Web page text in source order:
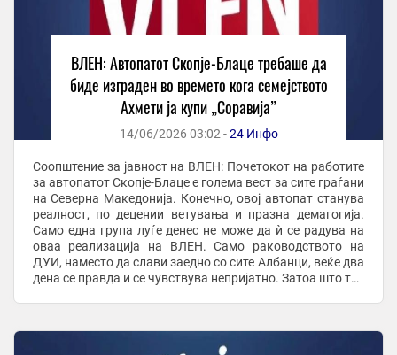
ВЛЕН: Автопатот Скопје-Блаце требаше да
биде изграден во времето кога семејството
Ахмети ја купи „Соравија”
14/06/2026 03:02 -24 Инфо
Соопштение за јавност на ВЛЕН: Почетокот на работите
за автопатот Скопје-Блаце е голема вест за сите граѓани
на Северна Македонија. Конечно, овој автопат станува
реалност, по децении ветувања и празна демагогија.
Само една група луѓе денес не може да ѝ се радува на
оваа реализација на ВЛЕН. Само раководството на
ДУИ, наместо да слави заедно со сите Албанци, веќе два
дена се правда и се чувствува непријатно. Затоа што тие